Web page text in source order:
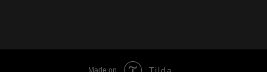
Made on